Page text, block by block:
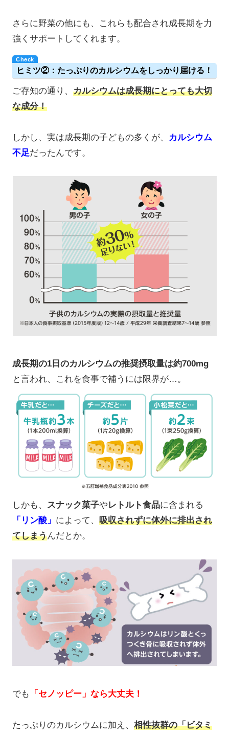
さらに野菜の他にも、これらも配合され成長期を力
強くサポートしてくれます。
ヒミツ②：たっぷりのカルシウムをしっかり届ける！
ご存知の通り、 カルシウムは成長期にとっても大切
な成分！
しかし、実は成長期の子どもの多くが、
カルシウム
不足だったんです。
成長期の1日のカルシウムの推奨摂取量は約700mg
と言われ、これを食事で補うには限界が…。
しかも、 スナック菓子やレトルト食品に含まれる
「リン酸」 によって、 吸収されずに体外に排出され
てしまうんだとか。
でも 「セノッピー」なら大丈夫！
たっぷりのカルシウムに加え、 相性抜群の「ビタミ